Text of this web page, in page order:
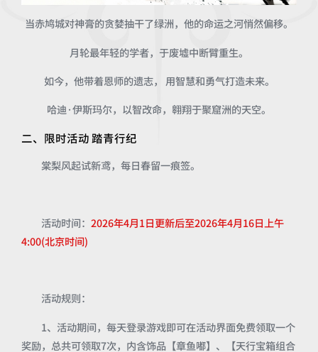
当赤鸠城对神膏的贪婪抽干了绿洲，他的命运之河悄然偏移。
月轮最年轻的学者，于废墟中断臂重生。
如今，他带着恩师的遗志， 用智慧和勇气打造未来。
哈迪·伊斯玛尔，以智改命，翱翔于聚窟洲的天空。
二、限时活动 踏青行纪
棠梨风起试新鸢，每日春留一痕签。
活动时间： 2026年4月1日更新后至2026年4月16日上午
4:00(北京时间)
活动规则：
1、活动期间，每天登录游戏即可在活动界面免费领取一个
奖励，总共可领取7次，内含饰品【章鱼嘟】、【天行宝箱组合